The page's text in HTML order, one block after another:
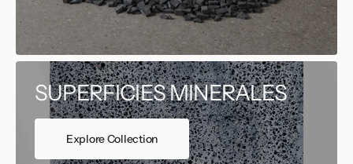
SUPERFICIES MINERALES
Explore Collection